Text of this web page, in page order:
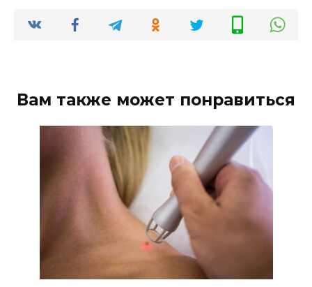
Вам также может понравиться